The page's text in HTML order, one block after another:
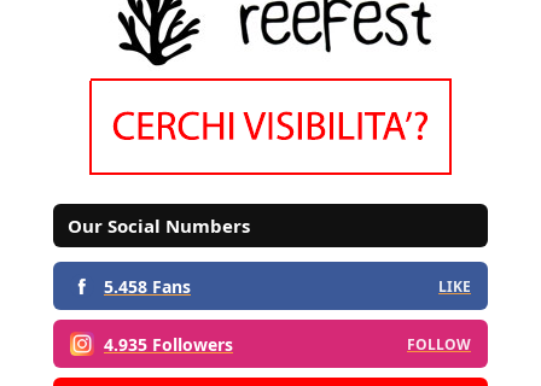
Our Social Numbers
5.458 Fans LIKE
4.935 Followers FOLLOW